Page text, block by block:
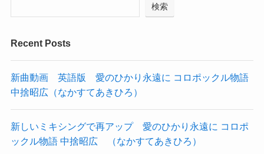
検索
Recent Posts
新曲動画 英語版 愛のひかり永遠に コロポックル物語
中捨昭広（なかすてあきひろ）
新しいミキシングで再アップ 愛のひかり永遠に コロポ
ックル物語 中捨昭広 （なかすてあきひろ）